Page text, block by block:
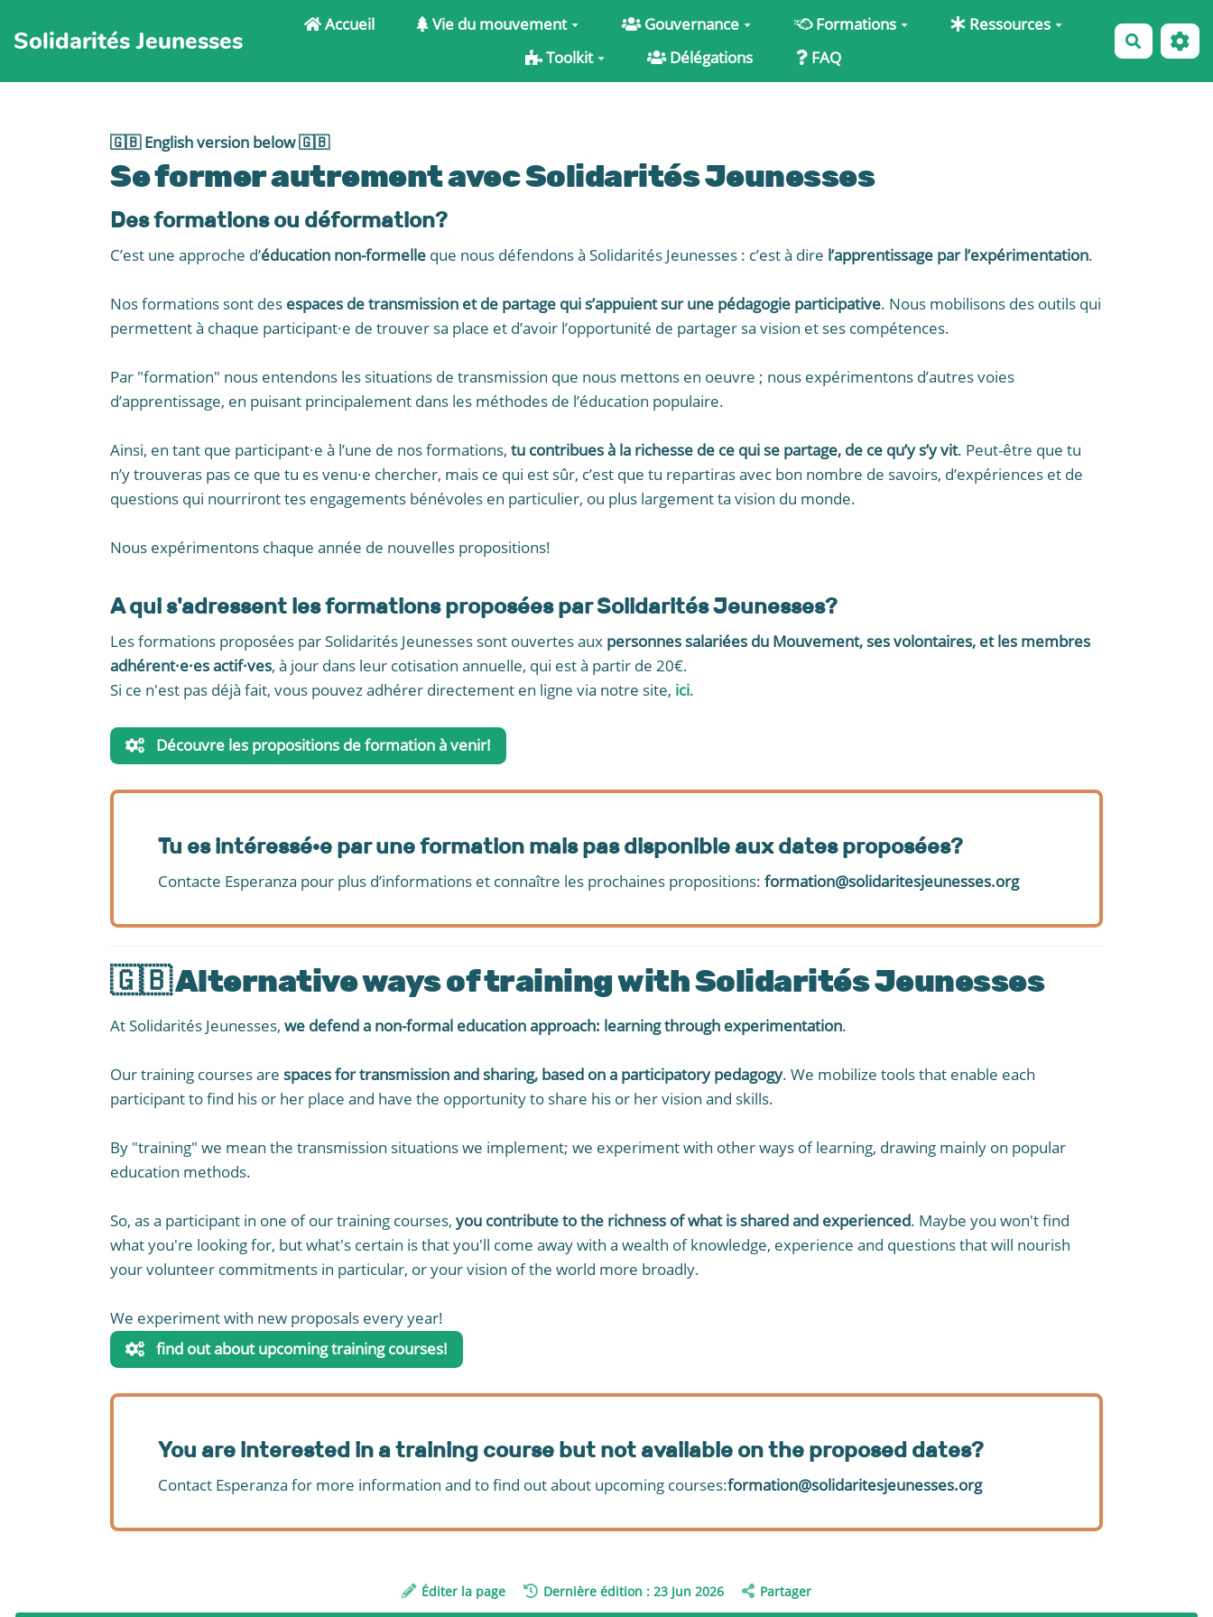
Solidarités Jeunesses
Accueil Vie du mouvement Gouvernance Formations
Ressources
Toolkit
Délégations FAQ
🇬🇧 English version below 🇬🇧
Se former autrement avec Solidarités Jeunesses
Des formations ou déformation?
C’est une approche d’éducation non-formelle que nous défendons à Solidarités Jeunesses : c’est à dire l’apprentissage par l’expérimentation.
Nos formations sont des espaces de transmission et de partage qui s’appuient sur une pédagogie participative. Nous mobilisons des outils qui
permettent à chaque participant·e de trouver sa place et d’avoir l’opportunité de partager sa vision et ses compétences.
Par "formation" nous entendons les situations de transmission que nous mettons en oeuvre ; nous expérimentons d’autres voies
d’apprentissage, en puisant principalement dans les méthodes de l’éducation populaire.
Ainsi, en tant que participant·e à l’une de nos formations, tu contribues à la richesse de ce qui se partage, de ce qu’y s’y vit. Peut-être que tu
n’y trouveras pas ce que tu es venu·e chercher, mais ce qui est sûr, c’est que tu repartiras avec bon nombre de savoirs, d’expériences et de
questions qui nourriront tes engagements bénévoles en particulier, ou plus largement ta vision du monde.
Nous expérimentons chaque année de nouvelles propositions!
A qui s'adressent les formations proposées par Solidarités Jeunesses?
Les formations proposées par Solidarités Jeunesses sont ouvertes aux personnes salariées du Mouvement, ses volontaires, et les membres
adhérent·e·es actif·ves, à jour dans leur cotisation annuelle, qui est à partir de 20€.
Si ce n'est pas déjà fait, vous pouvez adhérer directement en ligne via notre site, ici.
Découvre les propositions de formation à venir!
Tu es intéressé·e par une formation mais pas disponible aux dates proposées?
Contacte Esperanza pour plus d’informations et connaître les prochaines propositions: formation@solidaritesjeunesses.org
🇬🇧 Alternative ways of training with Solidarités Jeunesses
At Solidarités Jeunesses, we defend a non-formal education approach: learning through experimentation.
Our training courses are spaces for transmission and sharing, based on a participatory pedagogy. We mobilize tools that enable each
participant to find his or her place and have the opportunity to share his or her vision and skills.
By "training" we mean the transmission situations we implement; we experiment with other ways of learning, drawing mainly on popular
education methods.
So, as a participant in one of our training courses, you contribute to the richness of what is shared and experienced. Maybe you won't find
what you're looking for, but what's certain is that you'll come away with a wealth of knowledge, experience and questions that will nourish
your volunteer commitments in particular, or your vision of the world more broadly.
We experiment with new proposals every year!
find out about upcoming training courses!
You are interested in a training course but not available on the proposed dates?
Contact Esperanza for more information and to find out about upcoming courses:formation@solidaritesjeunesses.org
Éditer la page Dernière édition : 23 Jun 2026 Partager